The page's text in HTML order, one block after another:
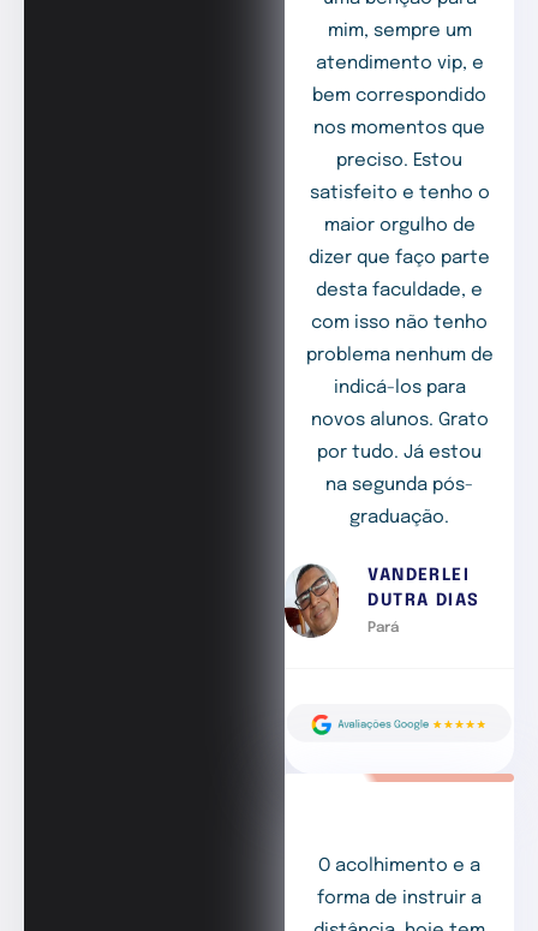
mim, sempre um
atendimento vip, e
bem correspondido
nos momentos que
preciso. Estou
satisfeito e tenho o
maior orgulho de
dizer que faço parte
desta faculdade, e
com isso não tenho
problema nenhum de
indicá-los para
novos alunos. Grato
por tudo. Já estou
na segunda pós-
graduação.
VANDERLEI
DUTRA DIAS
Pará
O acolhimento e a
forma de instruir a